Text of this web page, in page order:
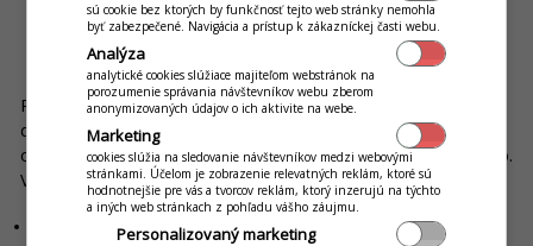
Dokedy platí povinnosť a čo hrozí, ak oznámenie chýba
Predávajúci je povinný mať oznámenie umiestnené minimálne
do 31.12.2026. Chýbajúce alebo nesprávne umiestnené
oznámenie sa považuje za porušenie zákona o evidencii tržieb.
V kombinácii s ďalšími nedostatkami môže viesť k:
uloženiu pokuty,
sú cookie bez ktorých by funkčnosť tejto web stránky nemohla
byť zabezpečené. Navigácia a prístup k zákazníckej časti webu.
Analýza
analytické cookies slúžiace majiteľom webstránok na
porozumenie správania návštevníkov webu zberom
anonymizovaných údajov o ich aktivite na webe.
Marketing
cookies slúžia na sledovanie návštevníkov medzi webovými
stránkami. Účelom je zobrazenie relevatných reklám, ktoré sú
hodnotnejšie pre vás a tvorcov reklám, ktorý inzerujú na týchto
a iných web stránkach z pohľadu vášho záujmu.
Personalizovaný marketing